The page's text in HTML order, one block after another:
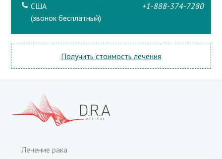
США
(звонок бесплатный)
+1-888-374-7280
Получить стоимость лечения
Лечение рака